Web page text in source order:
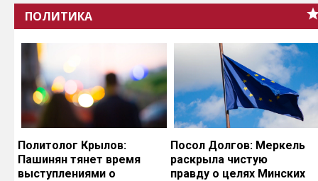
ПОЛИТИКА
Политолог Крылов:
Пашинян тянет время
выступлениями о
Посол Долгов: Меркель
раскрыла чистую
правду о целях Минских